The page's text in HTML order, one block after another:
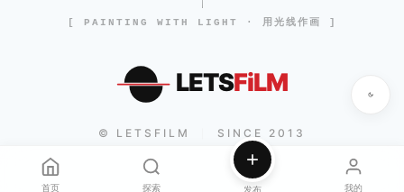
[ PAINTING WITH LIGHT · 用光线作画 ]
LETSFiLM
© LETSFILM SINCE 2013
首页 探索 发布 我的